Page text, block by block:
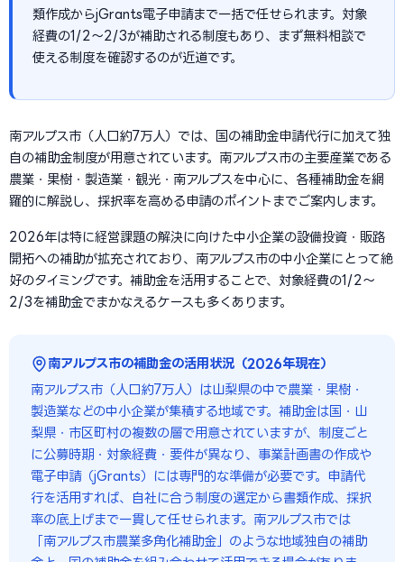
類作成からjGrants電子申請まで一括で任せられます。対象
経費の1/2〜2/3が補助される制度もあり、まず無料相談で
使える制度を確認するのが近道です。
南アルプス市（人口約7万人）では、国の補助金申請代行に加えて独
自の補助金制度が用意されています。南アルプス市の主要産業である
農業・果樹・製造業・観光・南アルプスを中心に、各種補助金を網
羅的に解説し、採択率を高める申請のポイントまでご案内します。
2026年は特に経営課題の解決に向けた中小企業の設備投資・販路
開拓への補助が拡充されており、南アルプス市の中小企業にとって絶
好のタイミングです。補助金を活用することで、対象経費の1/2〜
2/3を補助金でまかなえるケースも多くあります。
南アルプス市の補助金の活用状況（2026年現在）
南アルプス市（人口約7万人）は山梨県の中で農業・果樹・
製造業などの中小企業が集積する地域です。補助金は国・山
梨県・市区町村の複数の層で用意されていますが、制度ごと
に公募時期・対象経費・要件が異なり、事業計画書の作成や
電子申請（jGrants）には専門的な準備が必要です。申請代
行を活用すれば、自社に合う制度の選定から書類作成、採択
率の底上げまで一貫して任せられます。南アルプス市では
「南アルプス市農業多角化補助金」のような地域独自の補助